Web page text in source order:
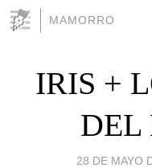
MAMORRO
IRIS +
DEL
28 DE MAYO